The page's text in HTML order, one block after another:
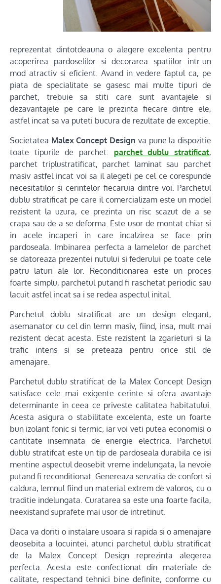
reprezentat dintotdeauna o alegere excelenta pentru
acoperirea pardoselilor si decorarea spatiilor intr-un
mod atractiv si eficient. Avand in vedere faptul ca, pe
piata de specialitate se gasesc mai multe tipuri de
parchet, trebuie sa stiti care sunt avantajele si
dezavantajele pe care le prezinta fiecare dintre ele,
astfel incat sa va puteti bucura de rezultate de exceptie.
Societatea Malex Concept Design va pune la dispozitie
toate tipurile de parchet: parchet dublu stratificat,
parchet triplustratificat, parchet laminat sau parchet
masiv astfel incat voi sa il alegeti pe cel ce corespunde
necesitatilor si cerintelor fiecaruia dintre voi. Parchetul
dublu stratificat pe care il comercializam este un model
rezistent la uzura, ce prezinta un risc scazut de a se
crapa sau de a se deforma. Este usor de montat chiar si
in acele incaperi in care incalzirea se face prin
pardoseala. Imbinarea perfecta a lamelelor de parchet
se datoreaza prezentei nutului si federului pe toate cele
patru laturi ale lor. Reconditionarea este un proces
foarte simplu, parchetul putand fi raschetat periodic sau
lacuit astfel incat sa i se redea aspectul inital.
Parchetul dublu stratificat are un design elegant,
asemanator cu cel din lemn masiv, fiind, insa, mult mai
rezistent decat acesta. Este rezistent la zgarieturi si la
trafic intens si se preteaza pentru orice stil de
amenajare.
Parchetul dublu stratificat de la Malex Concept Design
satisface cele mai exigente cerinte si ofera avantaje
determinante in ceea ce priveste calitatea habitatului.
Acesta asigura o stabilitate excelenta, este un foarte
bun izolant fonic si termic, iar voi veti putea economisi o
cantitate insemnata de energie electrica. Parchetul
dublu stratifcat este un tip de pardoseala durabila ce isi
mentine aspectul deosebit vreme indelungata, la nevoie
putand fi reconditionat. Genereaza senzatia de confort si
caldura, lemnul fiind un material extrem de valoros, cu o
traditie indelungata. Curatarea sa este una foarte facila,
neexistand suprafete mai usor de intretinut.
Daca va doriti o instalare usoara si rapida si o amenajare
deosebita a locuintei, atunci parchetul dublu stratificat
de la Malex Concept Design reprezinta alegerea
perfecta. Acesta este confectionat din materiale de
calitate, respectand tehnici bine definite, conforme cu